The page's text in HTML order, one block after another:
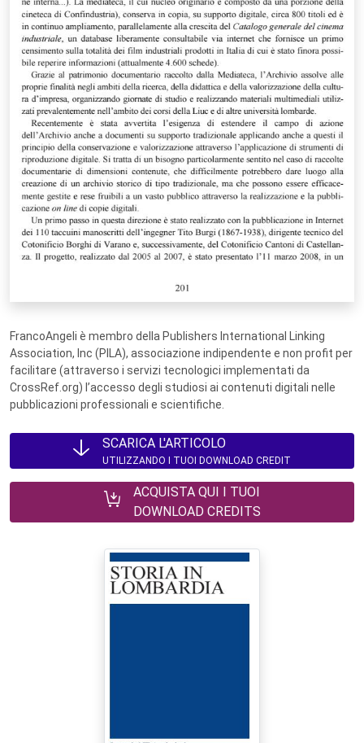
FrancoAngeli è membro della Publishers International Linking
Association, Inc (PILA), associazione indipendente e non profit per
facilitare (attraverso i servizi tecnologici implementati da
CrossRef.org) l’accesso degli studiosi ai contenuti digitali nelle
pubblicazioni professionali e scientifiche.
SCARICA L'ARTICOLO
UTILIZZANDO I TUOI DOWNLOAD CREDIT
ACQUISTA QUI I TUOI
DOWNLOAD CREDITS